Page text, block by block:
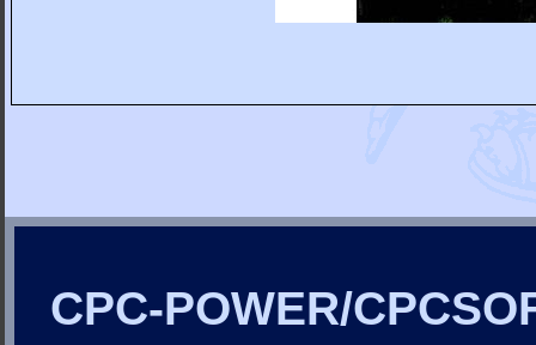
CPC-POWER/